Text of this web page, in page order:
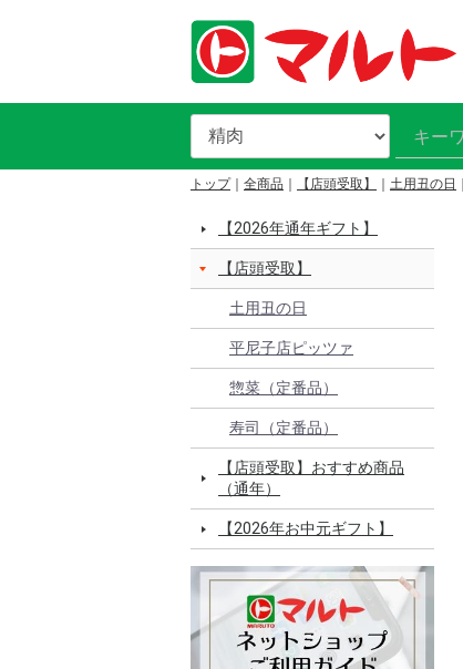
トップ 全商品 【店頭受取】 土用丑の日
【2026年通年ギフト】
【店頭受取】
土用丑の日
平尼子店ピッツァ
惣菜（定番品）
寿司（定番品）
【店頭受取】おすすめ商品
（通年）
【2026年お中元ギフト】